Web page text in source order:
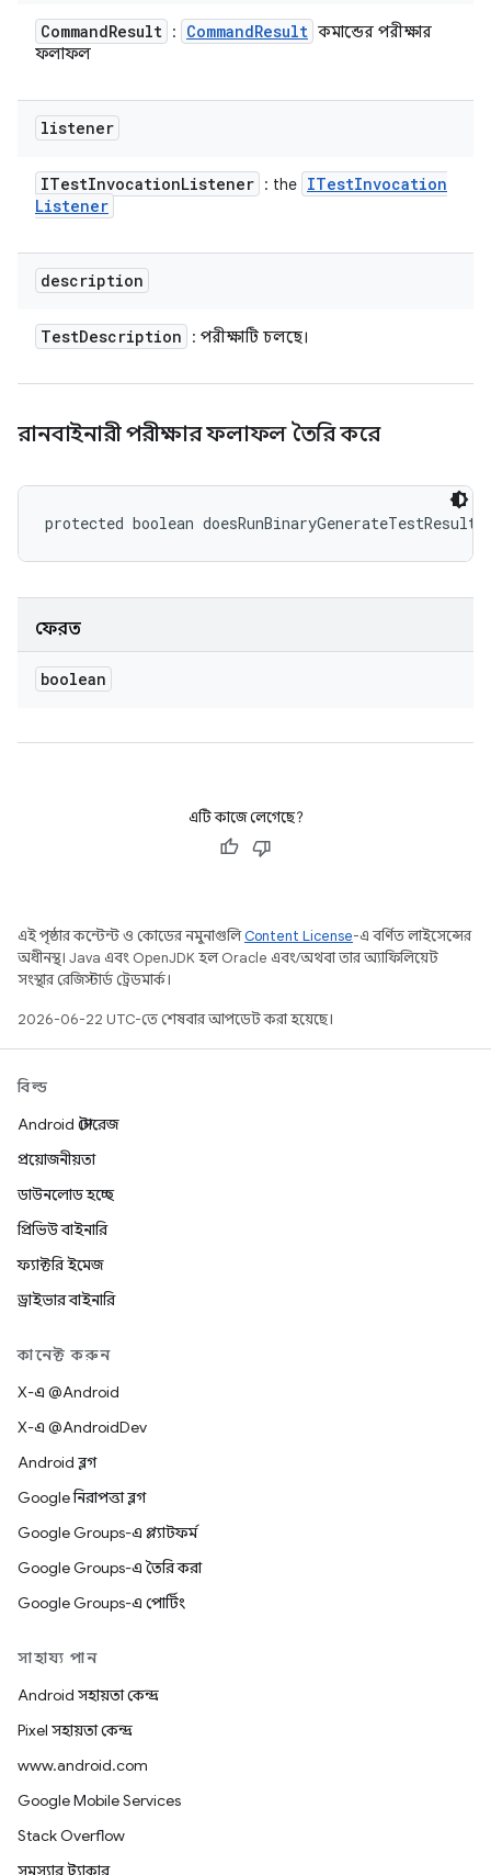
CommandResult : CommandResult কমান্ডের পরীক্ষার
ফলাফল
listener
ITestInvocationListener : the ITestInvocation
Listener
description
TestDescription : পরীক্ষাটি চলছে।
রানবাইনারী পরীক্ষার ফলাফল তৈরি করে
protected boolean
ফেরত
boolean
এটি কাজে লেগেছে?
এই পৃষ্ঠার কন্টেন্ট ও কোডের নমুনাগুলিContent License-এ বর্ণিত লাইসেন্সের
অধীনস্থ। Java এবং OpenJDK হল Oracle এবং/অথবা তার অ্যাফিলিয়েট
সংস্থার রেজিস্টার্ড ট্রেডমার্ক।
2026-06-22 UTC-তে শেষবার আপডেট করা হয়েছে।
বিল্ড
Android স্টোরেজ
প্রয়োজনীয়তা
ডাউনলোড হচ্ছে
প্রিভিউ বাইনারি
ফ্যাক্টরি ইমেজ
ড্রাইভার বাইনারি
কানেক্ট করুন
X-এ @Android
X-এ @AndroidDev
Android ব্লগ
Google নিরাপত্তা ব্লগ
Google Groups-এ প্ল্যাটফর্ম
Google Groups-এ তৈরি করা
Google Groups-এ পোর্টিং
সাহায্য পান
Android সহায়তা কেন্দ্র
Pixel সহায়তা কেন্দ্র
www.android.com
Google Mobile Services
Stack Overflow
সমস্যার ট্র্যাকার